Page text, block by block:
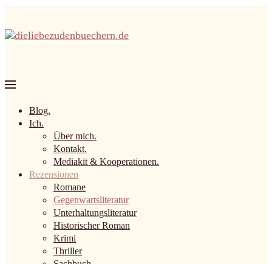
Blog.
Ich.
Über mich.
Kontakt.
Mediakit & Kooperationen.
Rezensionen
Romane
Gegenwartsliteratur
Unterhaltungsliteratur
Historischer Roman
Krimi
Thriller